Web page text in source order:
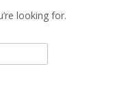
looking for.